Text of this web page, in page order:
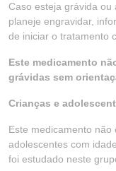
Caso esteja grávida
planeje engravidar,
de iniciar o tratamento
Este medicamento
grávidas sem
Crianças e
Este medicamento
adolescentes com
foi estudado neste